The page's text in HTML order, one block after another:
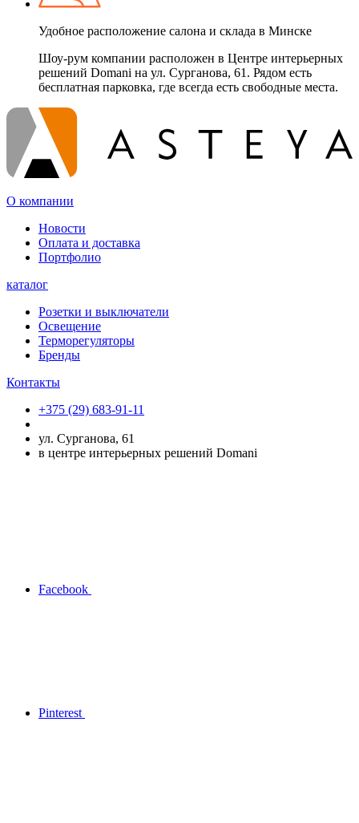
Удобное расположение салона и склада в Минске
Шоу-рум компании расположен в Центре интерьерных
решений Domani на ул. Сурганова, 61. Рядом есть
бесплатная парковка, где всегда есть свободные места.
О компании
Новости
Оплата и доставка
Портфолио
каталог
Розетки и выключатели
Освещение
Терморегуляторы
Бренды
Контакты
+375 (29) 683-91-11
ул. Сурганова, 61
в центре интерьерных решений Domani
Facebook
Pinterest